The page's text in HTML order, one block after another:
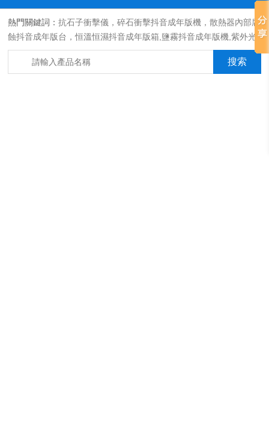
熱門關鍵詞：抗石子衝擊儀，碎石衝擊抖音成年版機，散熱器內部腐
蝕抖音成年版台，恒溫恒濕抖音成年版箱,鹽霧抖音成年版機,紫外光
耐氣候老化抖音成年版箱,氙燈老化抖音成年版箱，沙塵抖音成年版
箱，淋雨抖音成年版箱，汽車內飾材料燃燒抖音成年版機